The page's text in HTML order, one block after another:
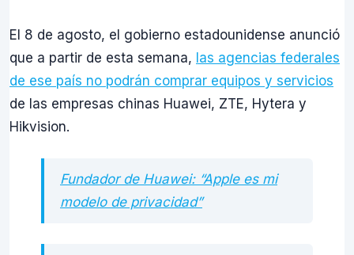
El 8 de agosto, el gobierno estadounidense anunció
que a partir de esta semana, las agencias federales
de ese país no podrán comprar equipos y servicios
de las empresas chinas Huawei, ZTE, Hytera y
Hikvision.
Fundador de Huawei: “Apple es mi
modelo de privacidad”